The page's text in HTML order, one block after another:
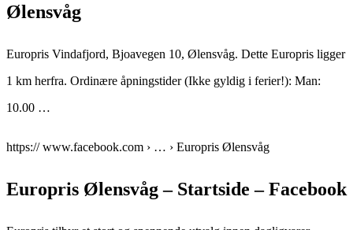
Ølensvåg
Europris Vindafjord, Bjoavegen 10, Ølensvåg. Dette Europris ligger
1 km herfra. Ordinære åpningstider (Ikke gyldig i ferier!): Man:
10.00 …
https:// www.facebook.com › … › Europris Ølensvåg
Europris Ølensvåg – Startside – Facebook